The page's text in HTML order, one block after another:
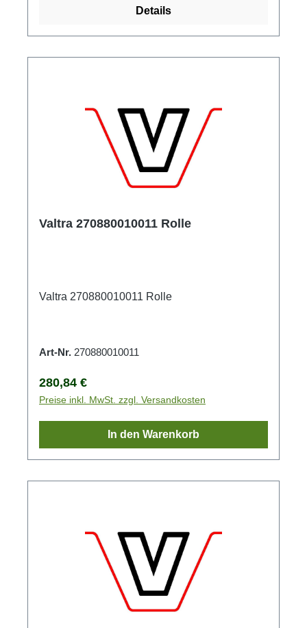
Details
Valtra 270880010011 Rolle
Valtra 270880010011 Rolle
Art-Nr. 270880010011
Regulärer Preis:
280,84 €
Preise inkl. MwSt. zzgl. Versandkosten
In den Warenkorb